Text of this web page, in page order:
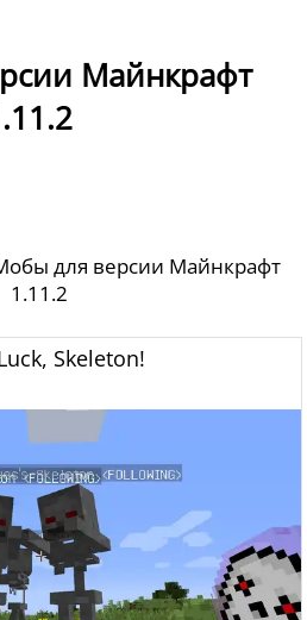
Майнкрафт
для версии Майнкрафт
1.11.2
Skeleton!